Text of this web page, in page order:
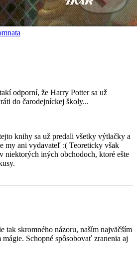
odporní, že Harry Potter sa už
do čarodejníckej školy...
knihy sa už predali všetky výtlačky a
my ani vydavateľ :( Teoreticky však
niektorých iných obchodoch, ktoré ešte
tak skromného názoru, naším najväčším
Schopné spôsobovať zranenia aj